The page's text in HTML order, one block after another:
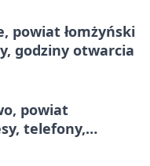
powiat łomżyński
godziny otwarcia
powiat
telefony,